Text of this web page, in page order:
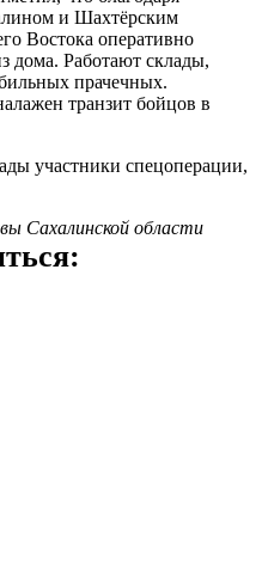
и Шахтёрским
Востока оперативно
дома. Работают склады,
прачечных.
транзит бойцов в
участники спецоперации,
Сахалинской области